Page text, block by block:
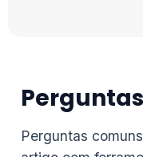
Perguntas